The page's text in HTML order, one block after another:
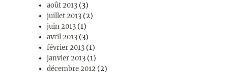
août 2013 (3)
juillet 2013 (2)
juin 2013 (1)
avril 2013 (3)
février 2013 (1)
janvier 2013 (1)
décembre 2012 (2)